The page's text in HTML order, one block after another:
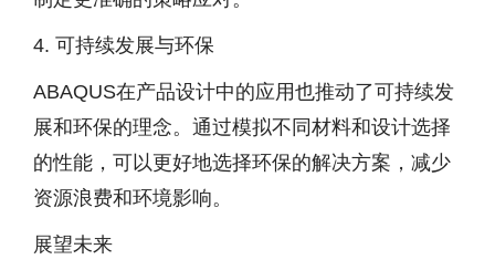
4. 可持续发展与环保
ABAQUS在产品设计中的应用也推动了可持续发
展和环保的理念。通过模拟不同材料和设计选择
的性能，可以更好地选择环保的解决方案，减少
资源浪费和环境影响。
展望未来